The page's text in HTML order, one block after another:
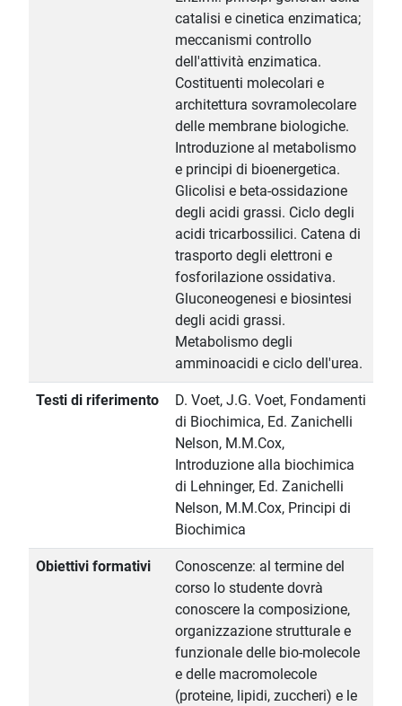
catalisi e cinetica enzimatica;
meccanismi controllo
dell'attività enzimatica.
Costituenti molecolari e
architettura sovramolecolare
delle membrane biologiche.
Introduzione al metabolismo
e principi di bioenergetica.
Glicolisi e beta-ossidazione
degli acidi grassi. Ciclo degli
acidi tricarbossilici. Catena di
trasporto degli elettroni e
fosforilazione ossidativa.
Gluconeogenesi e biosintesi
degli acidi grassi.
Metabolismo degli
amminoacidi e ciclo dell'urea.
Testi di riferimento
D. Voet, J.G. Voet, Fondamenti
di Biochimica, Ed. Zanichelli
Nelson, M.M.Cox,
Introduzione alla biochimica
di Lehninger, Ed. Zanichelli
Nelson, M.M.Cox, Principi di
Biochimica
Obiettivi formativi
Conoscenze: al termine del
corso lo studente dovrà
conoscere la composizione,
organizzazione strutturale e
funzionale delle bio-molecole
e delle macromolecole
(proteine, lipidi, zuccheri) e le